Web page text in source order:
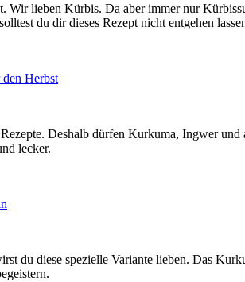
Wir lieben Kürbis. Da aber immer nur
du dir dieses Rezept nicht entgehen
Herbst
Deshalb dürfen Kurkuma, Ingwer
lecker.
du diese spezielle Variante lieben. Das